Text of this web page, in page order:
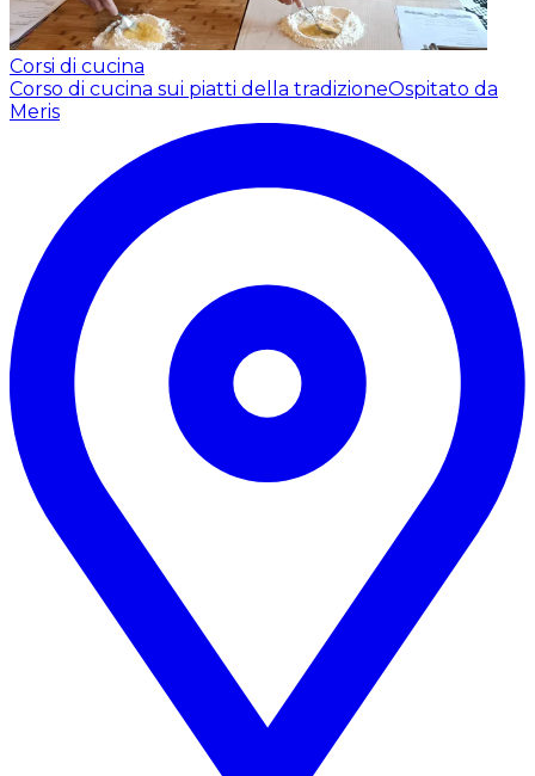
Corsi di cucina
Corso di cucina sui piatti della tradizioneOspitato da
Meris